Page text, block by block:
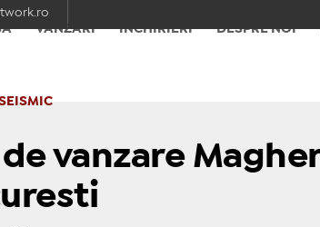
VÂNZĂRI ÎNCHIRIERI DESPRE NOI
vanzare